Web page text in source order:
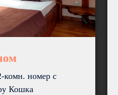
комн. номер с
Кошка